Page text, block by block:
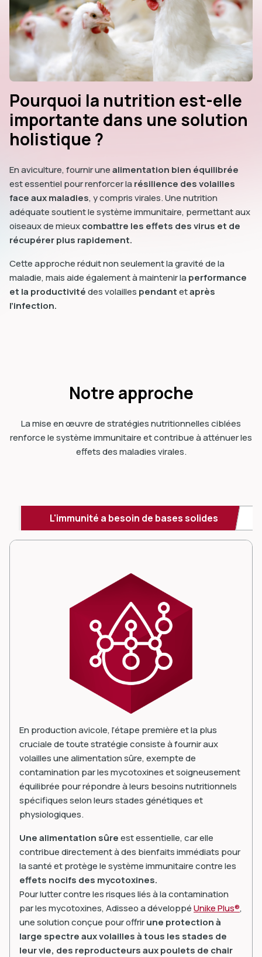
Pourquoi la nutrition est-elle
importante dans une solution
holistique ?
En aviculture, fournir unealimentation bien équilibrée
est essentiel pour renforcer la résilience des volailles
face aux maladies, y compris virales. Une nutrition
adéquate soutient le système immunitaire, permettant aux
oiseaux de mieuxcombattre les effets des virus et de
récupérer plus rapidement.
Cette approche réduit non seulement la gravité de la
maladie, mais aide également à maintenir la performance
et la productivitédes volailles pendantetaprès
l’infection.
Notre approche
La mise en œuvre de stratégies nutritionnelles ciblées
renforce le système immunitaire et contribue à atténuer les
effets des maladies virales.
L'immunité a besoin de bases solides
En production avicole, l’étape première et la plus
cruciale de toute stratégie consiste à fournir aux
volailles une alimentation sûre, exempte de
contamination par les mycotoxines et soigneusement
équilibrée pour répondre à leurs besoins nutritionnels
spécifiques selon leurs stades génétiques et
physiologiques.
Une alimentation sûreest essentielle, car elle
contribue directement à des bienfaits immédiats pour
la santé et protège le système immunitaire contre les
effets nocifs des mycotoxines.
Pour lutter contre les risques liés à la contamination
par les mycotoxines, Adisseo a développéUnike Plus®,
une solution conçue pour offrirune protection à
large spectre aux volailles à tous les stades de
leur vie, des reproducteurs aux poulets de chair